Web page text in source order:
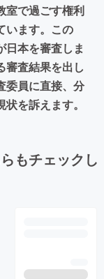
室で過ごす権利
います。この
日本を審査しま
審査結果を出し
委員に直接、分
を訴えます。
もチェックし